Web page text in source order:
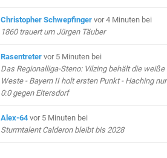
Christopher Schwepfinger vor 4 Minuten bei
1860 trauert um Jürgen Täuber
Rasentreter vor 5 Minuten bei
Das Regionalliga-Steno: Vilzing behält die weiße
Weste - Bayern II holt ersten Punkt - Haching nur
0:0 gegen Eltersdorf
Alex-64 vor 5 Minuten bei
Sturmtalent Calderon bleibt bis 2028